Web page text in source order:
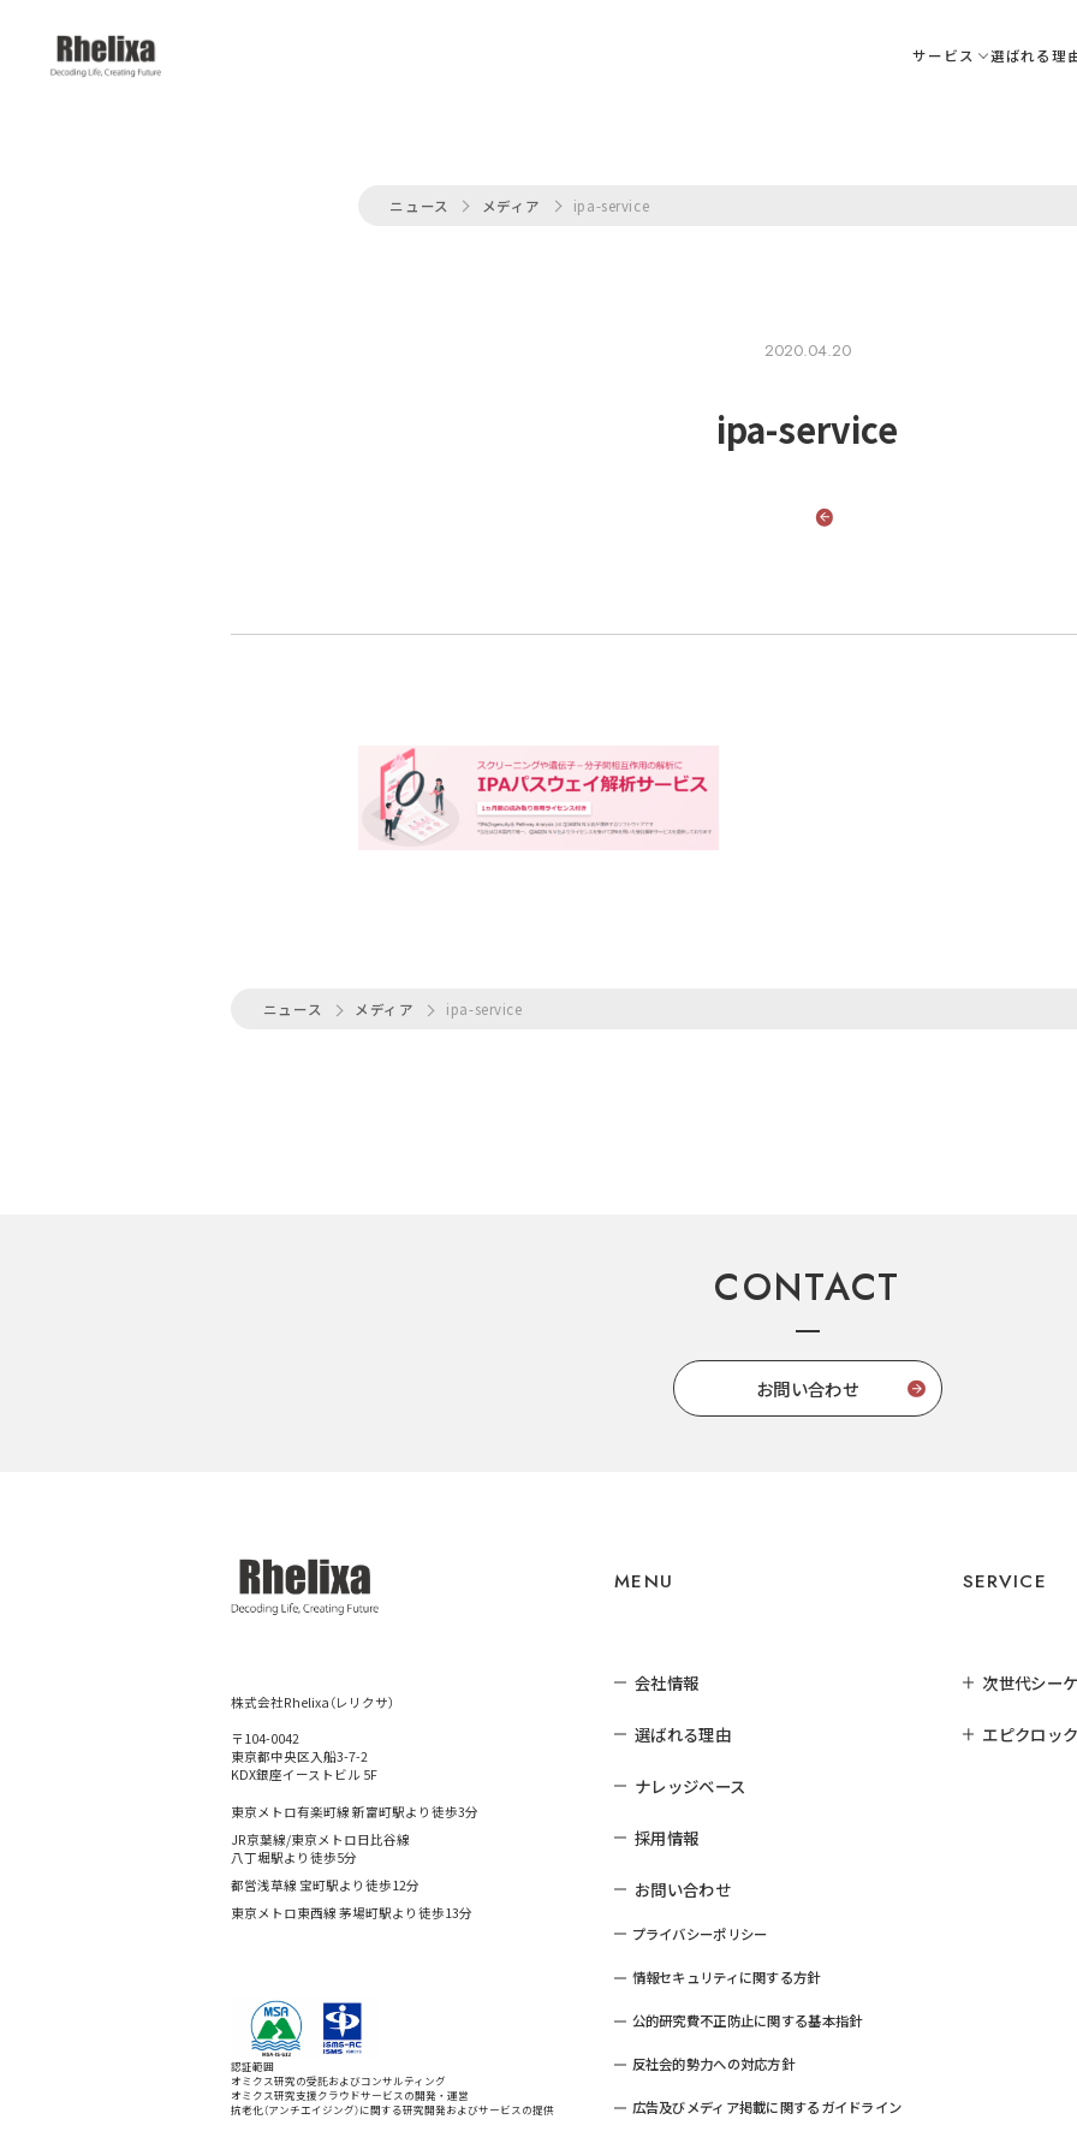
サービス 選ばれる理
ニュース メディア ipa-service
2020.04.20
ipa-service
ニュース メディア ipa-service
CONTACT
お問い合わせ
株式会社Rhelixa（レリクサ）
〒104-0042
東京都中央区入船3-7-2
KDX銀座イーストビル 5F
東京メトロ有楽町線 新富町駅より徒歩3分
JR京葉線/東京メトロ日比谷線
八丁堀駅より徒歩5分
都営浅草線 宝町駅より徒歩12分
東京メトロ東西線 茅場町駅より徒歩13分
認証範囲
オミクス研究の受託およびコンサルティング
オミクス研究支援クラウドサービスの開発・運営
抗老化（アンチエイジング）に関する研究開発およびサービスの提供
MENU
会社情報
選ばれる理由
ナレッジベース
採用情報
お問い合わせ
プライバシーポリシー
情報セキュリティに関する方針
公的研究費不正防止に関する基本指針
反社会的勢力への対応方針
広告及びメディア掲載に関するガイドライン
SERVICE
次世代シー
エピクロッ